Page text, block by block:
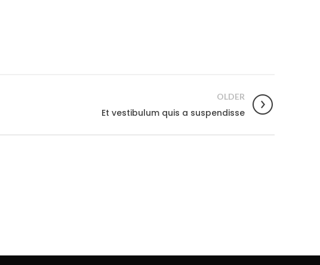
OLDER
Et vestibulum quis a suspendisse